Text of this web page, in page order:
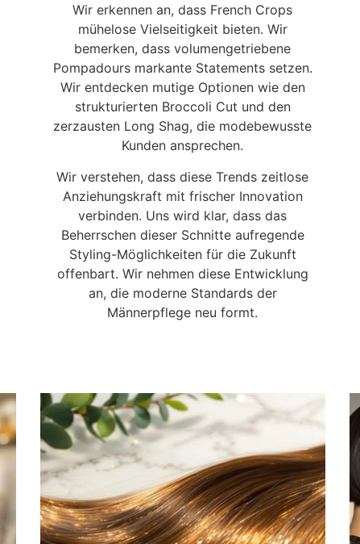
Wir erkennen an, dass French Crops
mühelose Vielseitigkeit bieten. Wir
bemerken, dass volumengetriebene
Pompadours markante Statements setzen.
Wir entdecken mutige Optionen wie den
strukturierten Broccoli Cut und den
zerzausten Long Shag, die modebewusste
Kunden ansprechen.
Wir verstehen, dass diese Trends zeitlose
Anziehungskraft mit frischer Innovation
verbinden. Uns wird klar, dass das
Beherrschen dieser Schnitte aufregende
Styling-Möglichkeiten für die Zukunft
offenbart. Wir nehmen diese Entwicklung
an, die moderne Standards der
Männerpflege neu formt.